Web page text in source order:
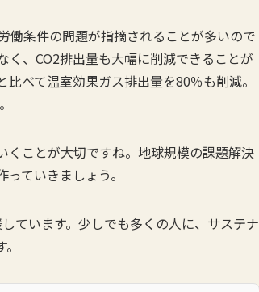
働条件の問題が指摘されることが多いので
、CO2排出量も大幅に削減できることが
べて温室効果ガス排出量を80％も削減。
くことが大切ですね。地球規模の課題解決
ていきましょう。
ています。少しでも多くの人に、サステナ